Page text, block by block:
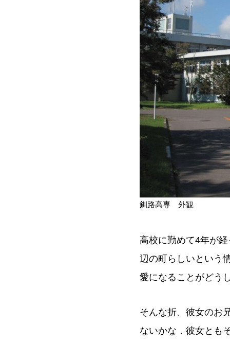
釧路高専 外観
高校に勤めて4年が
辺の町らしいという
愛になることがどう
そんな折、彼女のお
ないかな．彼女とも